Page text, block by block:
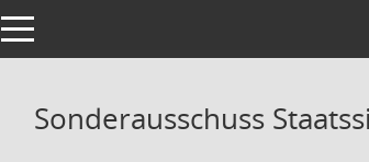
Toggle navigation
Sonderausschuss